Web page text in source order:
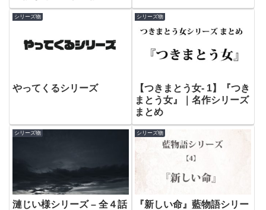
議な話
シリーズ物
やってくるシリーズ
シリーズ物
【つきまとう女- 1】『つき
まとう女』｜名作シリーズ
まとめ
シリーズ物
漣じい様シリーズ – 全４話
シリーズ物
『新しい命』藍物語シリー